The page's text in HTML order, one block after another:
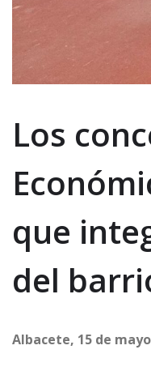
Los
que
del
Albacete, 15 de